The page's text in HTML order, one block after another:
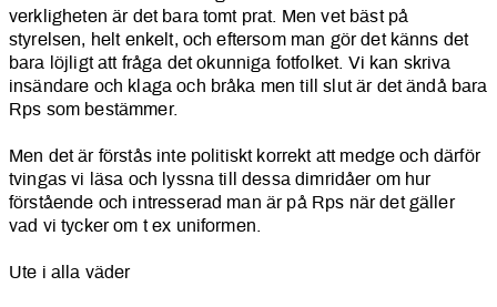
verkligheten är det bara tomt prat. Men vet bäst på
styrelsen, helt enkelt, och eftersom man gör det känns det
bara löjligt att fråga det okunniga fotfolket. Vi kan skriva
insändare och klaga och bråka men till slut är det ändå bara
Rps som bestämmer.
Men det är förstås inte politiskt korrekt att medge och därför
tvingas vi läsa och lyssna till dessa dimridåer om hur
förstående och intresserad man är på Rps när det gäller
vad vi tycker om t ex uniformen.
Ute i alla väder